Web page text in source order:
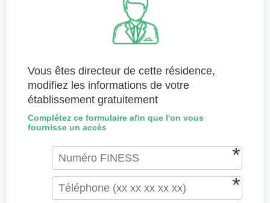
Vous êtes directeur de cette résidence,
modifiez les informations de votre
établissement gratuitement
Complétez ce formulaire afin que l'on vous
fournisse un accès